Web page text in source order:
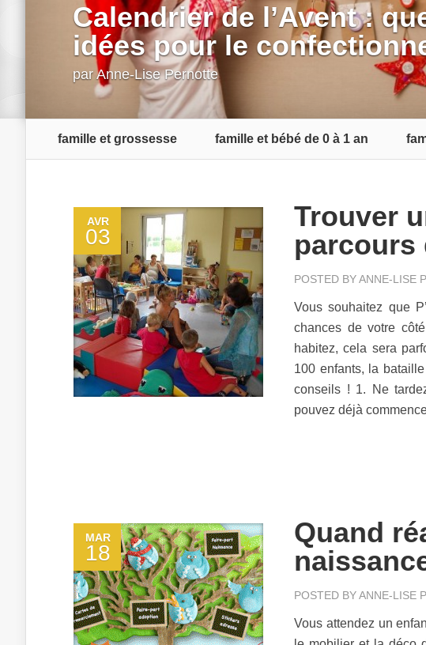
Calendrier de l’Avent :
idées pour le
parAnne-Lise Pernotte
famille et grossesse famille et bébé de 0 à 1 an
AVR
03
Trouver
parcours
POSTED BYANNE-LISE
Vous souhaitez que
chances de votre
habitez, cela sera
100 enfants, la
conseils ! 1. Ne
pouvez déjà
MAR
18
Quand
POSTED BYANNE-LISE
Vous attendez un